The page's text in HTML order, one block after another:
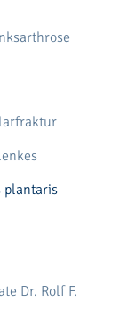
plantaris
Dr. Rolf F.